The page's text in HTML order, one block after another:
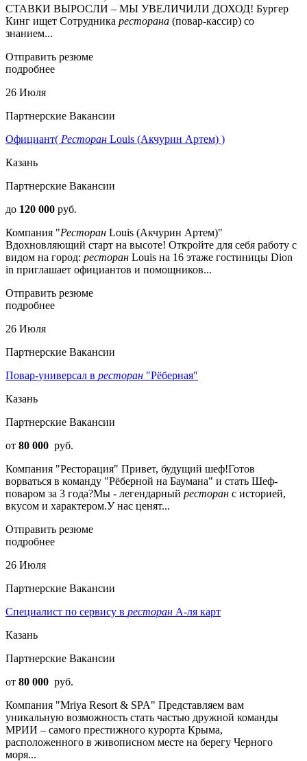
СТАВКИ ВЫРОСЛИ – МЫ УВЕЛИЧИЛИ ДОХОД! Бургер
Кинг ищет Сотрудника ресторана (повар-кассир) со
знанием...
Отправить резюме
подробнее
26 Июля
Партнерские Вакансии
Официант( Ресторан Louis (Акчурин Артем) )
Казань
Партнерские Вакансии
до 120 000 руб.
Компания "Ресторан Louis (Акчурин Артем)"
Вдохновляющий старт на высоте! Откройте для себя работу с
видом на город: ресторан Louis на 16 этаже гостиницы Dion
in приглашает официантов и помощников...
Отправить резюме
подробнее
26 Июля
Партнерские Вакансии
Повар-универсал в ресторан "Рёберная"
Казань
Партнерские Вакансии
от 80 000 руб.
Компания "Ресторация" Привет, будущий шеф!Готов
ворваться в команду "Рёберной на Баумана" и стать Шеф-
поваром за 3 года?Мы - легендарный ресторан с историей,
вкусом и характером.У нас ценят...
Отправить резюме
подробнее
26 Июля
Партнерские Вакансии
Специалист по сервису в ресторан А-ля карт
Казань
Партнерские Вакансии
от 80 000 руб.
Компания "Mriya Resort & SPA" Представляем вам
уникальную возможность стать частью дружной команды
МРИИ – самого престижного курорта Крыма,
расположенного в живописном месте на берегу Черного
моря...